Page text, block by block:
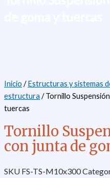
Inicio /Estructuras y sistemas
estructura / Tornillo
tuercas
Tornillo
con junta de
SKU FS-TS-M10x300